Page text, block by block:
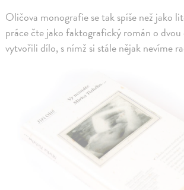
Oličova monografie se tak spíše než jako
práce čte jako faktografický román o
vytvořili dílo, s nímž si stále nějak nevíme